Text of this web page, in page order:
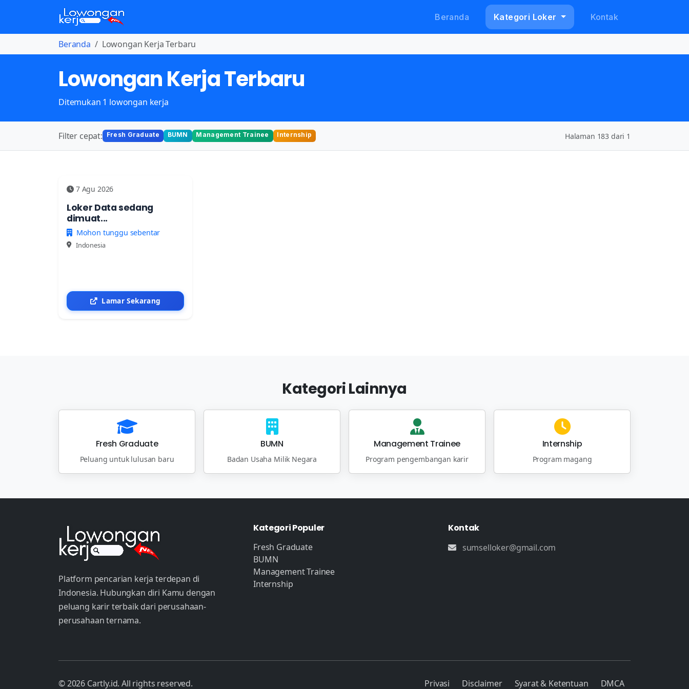
Beranda Kategori Loker Kontak
Beranda Lowongan Kerja Terbaru
Lowongan Kerja Terbaru
Ditemukan 1 lowongan kerja
Filter cepat: Fresh Graduate BUMN Management Trainee Internship Halaman 183 dari 1
7 Agu 2026
Loker Data sedang
dimuat...
Mohon tunggu sebentar
Indonesia
Lamar Sekarang
Kategori Lainnya
Fresh Graduate
Peluang untuk lulusan baru
BUMN
Badan Usaha Milik Negara
Management Trainee
Program pengembangan karir
Internship
Program magang
Platform pencarian kerja terdepan di
Indonesia. Hubungkan diri Kamu dengan
peluang karir terbaik dari perusahaan-
perusahaan ternama.
Kategori Populer
Fresh Graduate
BUMN
Management Trainee
Internship
Kontak
sumselloker@gmail.com
© 2026 Cartly.id. All rights reserved. Privasi Disclaimer Syarat & Ketentuan DMCA